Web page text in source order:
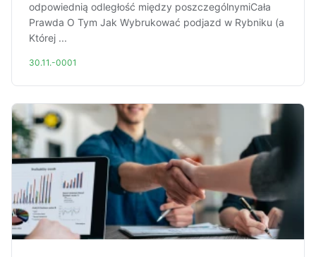
odpowiednią odległość między poszczególnymiCała
Prawda O Tym Jak Wybrukować podjazd w Rybniku (a
Której ...
30.11.-0001